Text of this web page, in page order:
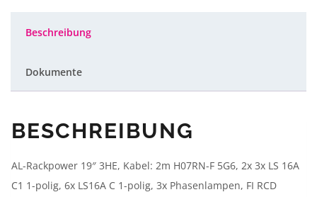
Beschreibung
Dokumente
BESCHREIBUNG
AL-Rackpower 19″ 3HE, Kabel: 2m H07RN-F 5G6, 2x 3x LS 16A
C1 1-polig, 6x LS16A C 1-polig, 3x Phasenlampen, FI RCD